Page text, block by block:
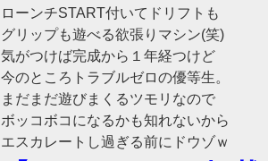
ローンチSTART付いてドリフトも
グリップも遊べる欲張りマシン(笑)
気がつけば完成から１年経つけど
今のところトラブルゼロの優等生。
まだまだ遊びまくるツモリなので
ボッコボコになるかも知れないから
エスカレートし過ぎる前にドウゾｗ